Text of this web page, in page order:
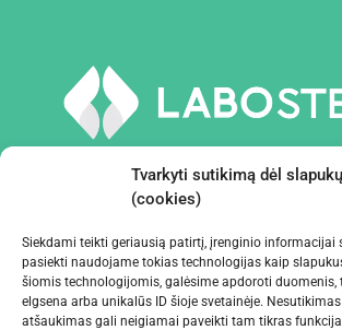
Tvarkyti sutikimą dėl slapukų
(cookies)
Siekdami teikti geriausią patirtį, įrenginio informacijai
pasiekti naudojame tokias technologijas kaip
šiomis technologijomis, galėsime apdoroti
elgsena arba unikalūs ID šioje svetainėje.
atšaukimas gali neigiamai paveikti tam tikras
PRIEMONĖS IR ĮRANGA
ĮMONĖ